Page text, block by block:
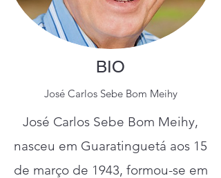
BIO
José Carlos Sebe Bom Meihy
José Carlos Sebe Bom Meihy,
nasceu em Guaratinguetá aos 15
de março de 1943, formou-se em